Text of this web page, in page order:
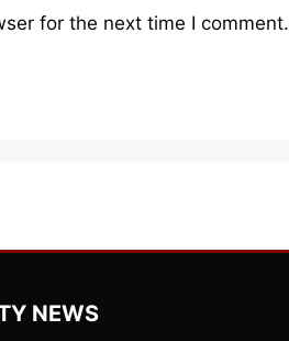
for the next time I comment.
NEWS